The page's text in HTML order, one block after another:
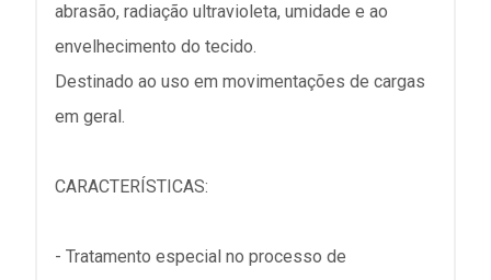
abrasão, radiação ultravioleta, umidade e ao
envelhecimento do tecido.
Destinado ao uso em movimentações de cargas
em geral.
CARACTERÍSTICAS:
- Tratamento especial no processo de